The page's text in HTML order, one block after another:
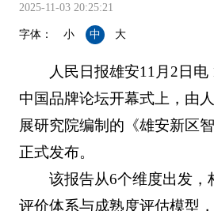
2025-11-03 20:25:21
字体： 小 中 大
人民日报雄安11月2日电
中国品牌论坛开幕式上，由
展研究院编制的《雄安新区
正式发布。
该报告从6个维度出发，
评价体系与成熟度评估模型